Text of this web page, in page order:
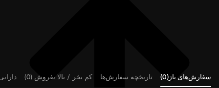
سفارش‌های باز(0) تاریخچه سفارش‌ها کم بخر / بالا بفروش (0)